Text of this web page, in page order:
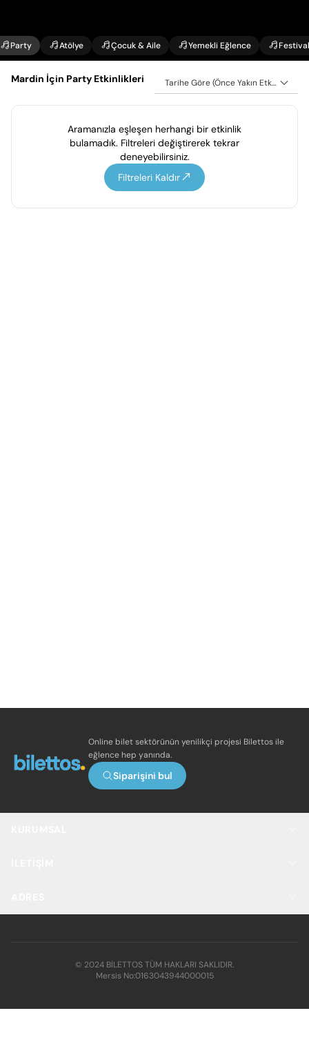
Party Atölye Çocuk & Aile Yemekli Eğlence Festival
Mardin İçin Party Etkinlikleri Tarihe Göre (Önce Yakın Etkinlikler)
Aramanızla eşleşen herhangi bir etkinlik
bulamadık. Filtreleri değiştirerek tekrar
deneyebilirsiniz.
Filtreleri Kaldır
Online bilet sektörünün yenilikçi projesi Bilettos ile
eğlence hep yanında.
Siparişini bul
© 2024 BİLETTOS TÜM HAKLARI SAKLIDIR.
Mersis No:0163043944000015